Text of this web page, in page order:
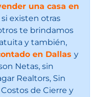
una casa en
si existen otras
te brindamos
y también,
en Dallas y
Netas, sin
Realtors, Sin
de Cierre y